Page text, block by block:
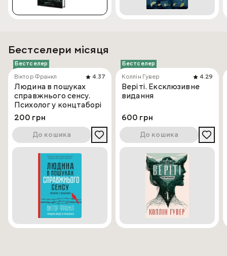
Бестселери місяця
Бестселер
Віктор Франкл
4.37
Людина в пошуках
справжнього сенсу.
Психолог у концтаборі
200 грн
До кошика
Бестселер
Коллін Гувер
4.29
Веріті. Ексклюзивне
видання
600 грн
До кошика